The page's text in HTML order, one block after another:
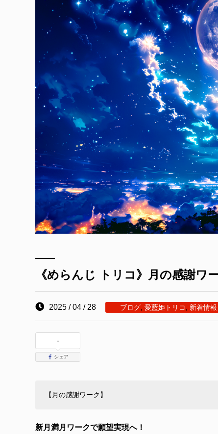
《めらんじ トリコ》月の感謝ワ
2025 / 04 / 28 ブログ 愛藍姫トリコ 新着情報
-
シェア
【月の感謝ワーク】
新月満月ワークで願望実現へ！